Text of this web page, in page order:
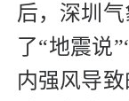
后，深圳
了“地震说
内强风导